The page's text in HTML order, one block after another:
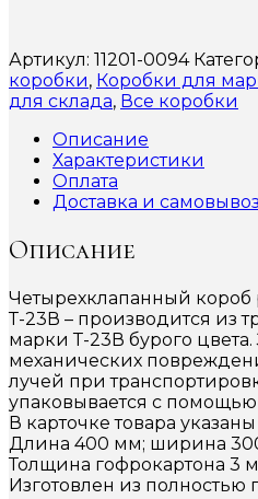
Артикул: 11201-0094
коробки, Коробки для
для склада, Все коробки
Описание
Характеристики
Оплата
Доставка и самовывоз
Описание
Четырехклапанный
Т-23В – производится из
марки Т-23В бурого
механических
лучей при
упаковывается с помощью
В карточке товара
Длина 400 мм; ширина
Толщина гофрокартона 3
Изготовлен из полностью